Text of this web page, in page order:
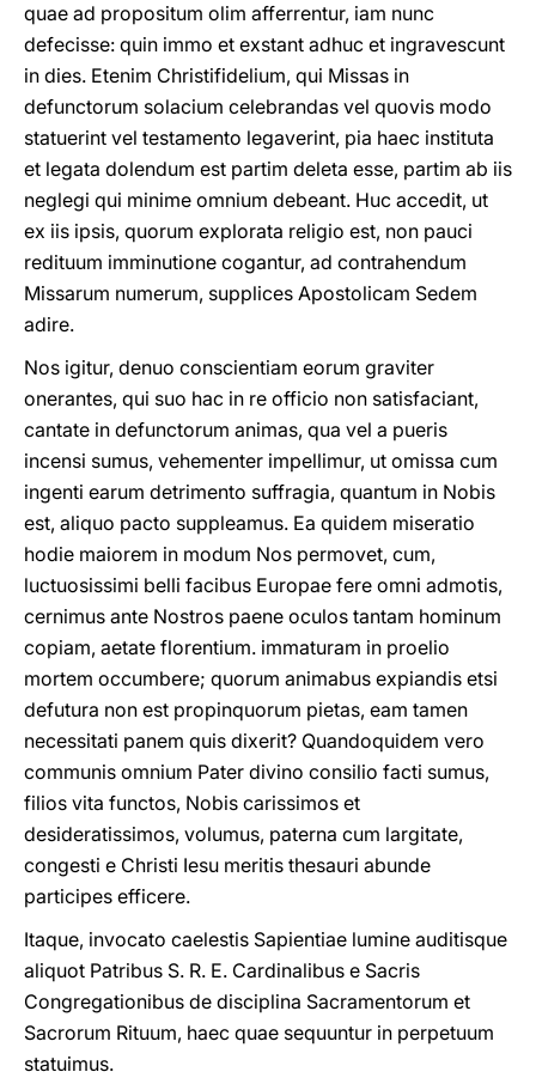
quae ad propositum olim afferrentur, iam nunc
defecisse: quin immo et exstant adhuc et ingravescunt
in dies. Etenim Christifidelium, qui Missas in
defunctorum solacium celebrandas vel quovis modo
statuerint vel testamento legaverint, pia haec instituta
et legata dolendum est partim deleta esse, partim ab iis
neglegi qui minime omnium debeant. Huc accedit, ut
ex iis ipsis, quorum explorata religio est, non pauci
redituum imminutione cogantur, ad contrahendum
Missarum numerum, supplices Apostolicam Sedem
adire.
Nos igitur, denuo conscientiam eorum graviter
onerantes, qui suo hac in re officio non satisfaciant,
cantate in defunctorum animas, qua vel a pueris
incensi sumus, vehementer impellimur, ut omissa cum
ingenti earum detrimento suffragia, quantum in Nobis
est, aliquo pacto suppleamus. Ea quidem miseratio
hodie maiorem in modum Nos permovet, cum,
luctuosissimi belli facibus Europae fere omni admotis,
cernimus ante Nostros paene oculos tantam hominum
copiam, aetate florentium. immaturam in proelio
mortem occumbere; quorum animabus expiandis etsi
defutura non est propinquorum pietas, eam tamen
necessitati panem quis dixerit? Quandoquidem vero
communis omnium Pater divino consilio facti sumus,
filios vita functos, Nobis carissimos et
desideratissimos, volumus, paterna cum largitate,
congesti e Christi Iesu meritis thesauri abunde
participes efficere.
Itaque, invocato caelestis Sapientiae lumine auditisque
aliquot Patribus S. R. E. Cardinalibus e Sacris
Congregationibus de disciplina Sacramentorum et
Sacrorum Rituum, haec quae sequuntur in perpetuum
statuimus.